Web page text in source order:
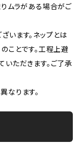
ムラがある場合がご
います。ネップとは
ことです。工程上避
いただきます。ご了承
なります。